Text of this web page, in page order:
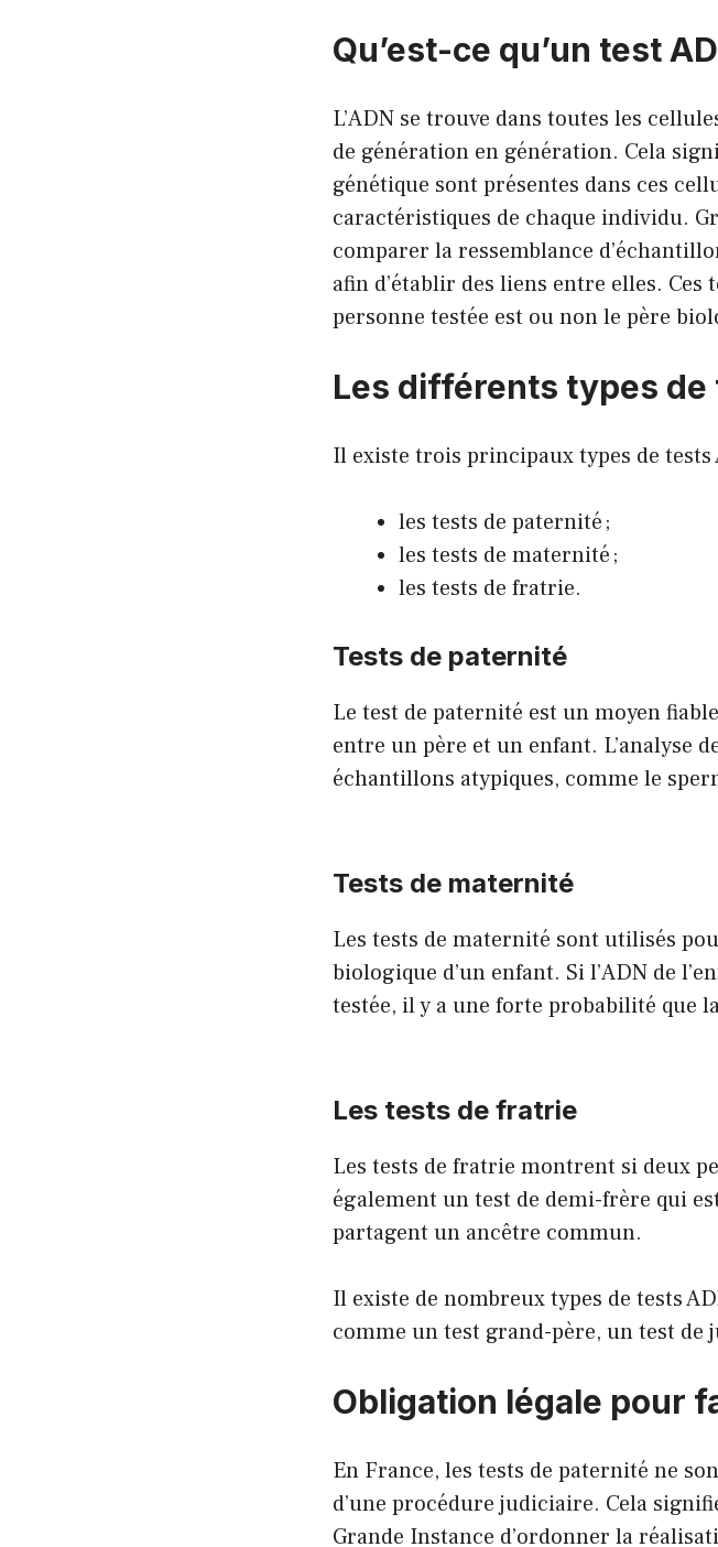
Qu’est-ce qu’un test
L’ADN se trouve dans toutes les
de génération en génération. Cela
génétique sont présentes dans ces
caractéristiques de chaque individu.
comparer la ressemblance
afin d’établir des liens entre elles.
personne testée est ou non le père
Les différents types de
Il existe trois principaux types de tests
les tests de paternité ;
les tests de maternité ;
les tests de fratrie.
Tests de paternité
Le test de paternité est un moyen
entre un père et un enfant. L’analyse
échantillons atypiques, comme le
Tests de maternité
Les tests de maternité sont utilisés
biologique d’un enfant. Si l’ADN de
testée, il y a une forte probabilité que
Les tests de fratrie
Les tests de fratrie montrent si deux
également un test de demi-frère qui
partagent un ancêtre commun.
Il existe de nombreux types de tests
comme un test grand-père, un test de
Obligation légale pour
En France, les tests de paternité ne
d’une procédure judiciaire. Cela
Grande Instance d’ordonner la